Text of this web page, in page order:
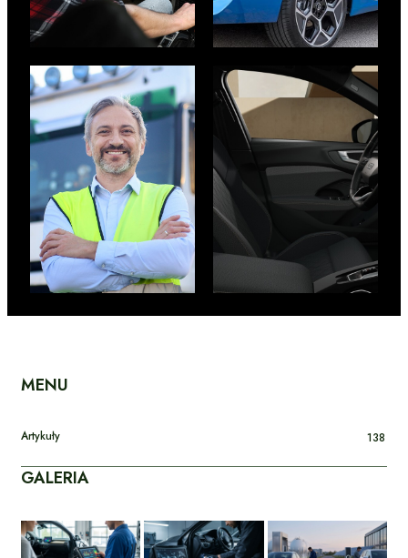
MENU
Artykuły 138
GALERIA